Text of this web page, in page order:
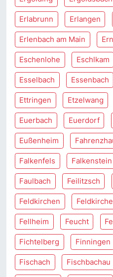
Erlabrunn Erlangen
Erlenbach am Main
Eschenlohe Eschlkam
Esselbach Essenbach
Ettringen Etzelwang
Euerbach Euerdorf
Eußenheim
Falkenfels Falkenstein
Faulbach Feilitzsch
Feldkirchen
Fellheim Feucht
Fichtelberg Finningen
Fischach Fischbachau